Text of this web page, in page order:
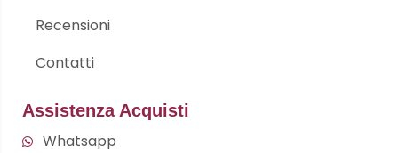
Recensioni
Contatti
Assistenza Acquisti
Whatsapp